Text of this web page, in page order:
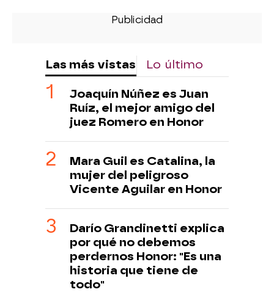
Las más vistas Lo último
Joaquín Núñez es Juan
Ruíz, el mejor amigo del
juez Romero en Honor
Mara Guil es Catalina, la
mujer del peligroso
Vicente Aguilar en Honor
Darío Grandinetti explica
por qué no debemos
perdernos Honor: "Es una
historia que tiene de
todo"